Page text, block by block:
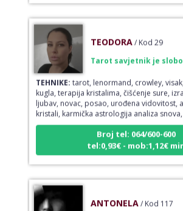
TEODORA / Kod 29
Tarot savjetnik je
TEHNIKE: tarot, lenormand, crowley,
kugla, terapija kristalima, čišćenje sure,
ljubav, novac, posao, urođena vidovitost,
kristali, karmička astrologija analiza
Broj tel: 064/600-600
tel:0,93€ - mob:1,12€ min
ANTONELA / Kod 117